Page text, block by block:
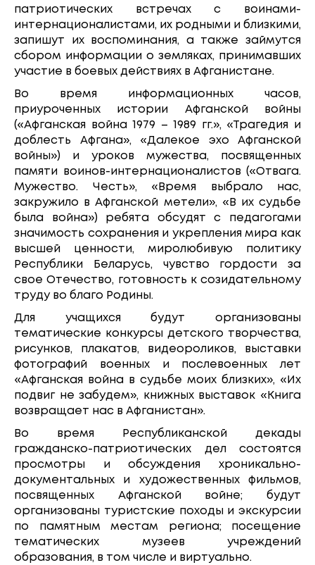
патриотических встречах с воинами-
интернационалистами, их родными и близкими,
запишут их воспоминания, а также займутся
сбором информации о земляках, принимавших
участие в боевых действиях в Афганистане.
Во время информационных часов,
приуроченных истории Афганской войны
(«Афганская война 1979 – 1989 гг.», «Трагедия и
доблесть Афгана», «Далекое эхо Афганской
войны») и уроков мужества, посвященных
памяти воинов-интернационалистов («Отвага.
Мужество. Честь», «Время выбрало нас,
закружило в Афганской метели», «В их судьбе
была война») ребята обсудят с педагогами
значимость сохранения и укрепления мира как
высшей ценности, миролюбивую политику
Республики Беларусь, чувство гордости за
свое Отечество, готовность к созидательному
труду во благо Родины.
Для учащихся будут организованы
тематические конкурсы детского творчества,
рисунков, плакатов, видеороликов, выставки
фотографий военных и послевоенных лет
«Афганская война в судьбе моих близких», «Их
подвиг не забудем», книжных выставок «Книга
возвращает нас в Афганистан».
Во время Республиканской декады
гражданско-патриотических дел состоятся
просмотры и обсуждения хроникально-
документальных и художественных фильмов,
посвященных Афганской войне; будут
организованы туристские походы и экскурсии
по памятным местам региона; посещение
тематических музеев учреждений
образования, в том числе и виртуально.